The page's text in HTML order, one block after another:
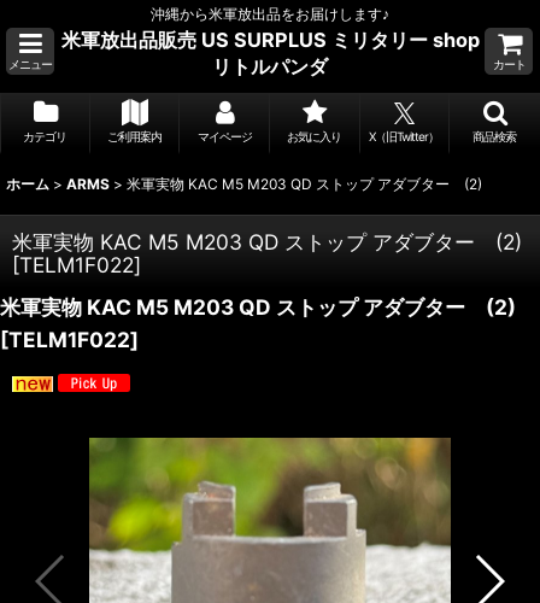
沖縄から米軍放出品をお届けします♪
メニュー
米軍放出品販売 US SURPLUS ミリタリー shop
リトルパンダ
カート
カテゴリ ご利用案内 マイページ お気に入り X（旧Twitter） 商品検索
ホーム > ARMS > 米軍実物 KAC M5 M203 QD ストップ アダブター (2)
米軍実物 KAC M5 M203 QD ストップ アダブター (2)
[TELM1F022]
米軍実物 KAC M5 M203 QD ストップ アダブター (2)
[TELM1F022]